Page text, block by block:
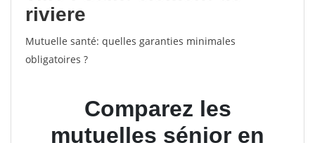
riviere
Mutuelle santé: quelles garanties minimales
obligatoires ?